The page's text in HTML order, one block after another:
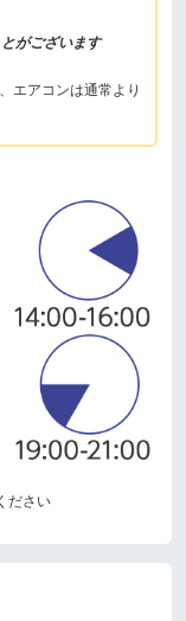
がございます
エアコンは通常より
ださい